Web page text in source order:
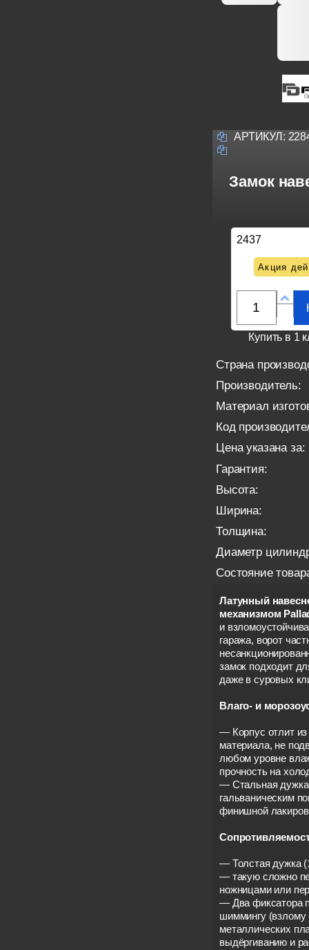
АРТИКУЛ:
Замок
2437
Акция
Купить в 1
Страна
Производитель:
Материал
Код
Цена указана за:
Гарантия:
Высота:
Ширина:
Толщина:
Диаметр
Состояние
Латунный
механизмом
и
гаража, ворот
замок подходит
даже в суровых
Влаго- и
— Корпус отлит
материала, не
любом уровне
прочность на
— Стальная
гальваническим
финишной
— Толстая дужка
— такую сложно
ножницами или
— Два фиксатора
шиммингу
металлических
выдёргиванию и